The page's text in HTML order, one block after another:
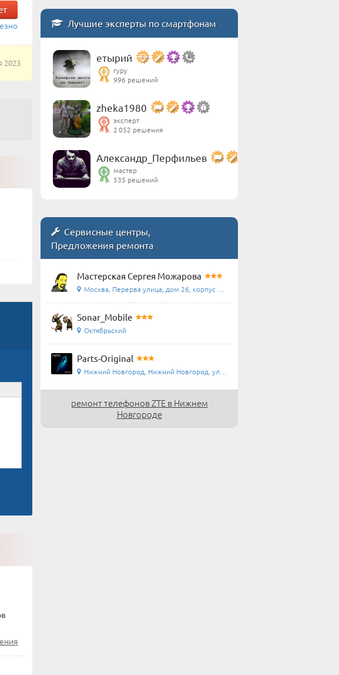
2023
Лучшие эксперты по смартфонам
етырий
гуру
996 решений
zheka1980
эксперт
2 052 решения
Александр_Перфильев
мастер
535 решений
Сервисные центры,
Предложения ремонта
Мастерская Сергея Можарова
Москва, Перерва улица, дом 26, корпус 1, домофон ...
Sonar_Mobile
Октябрьский
Parts-Original
Нижний Новгород, Нижний Новгород, ул.Островского ...
ремонт телефонов ZTE в Нижнем
Новгороде